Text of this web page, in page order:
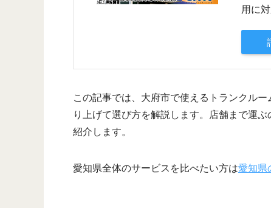
用に対
この記事では、大府市で使えるトランクル
り上げて選び方を解説します。店舗まで運
紹介します。
愛知県全体のサービスを比べたい方は愛知県